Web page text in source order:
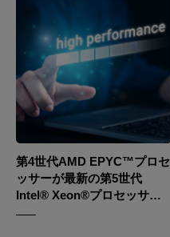
第4世代AMD EPYC™プロセ
ッサーが最新の第5世代
Intel® Xeon®プロセッサー
を凌駕する